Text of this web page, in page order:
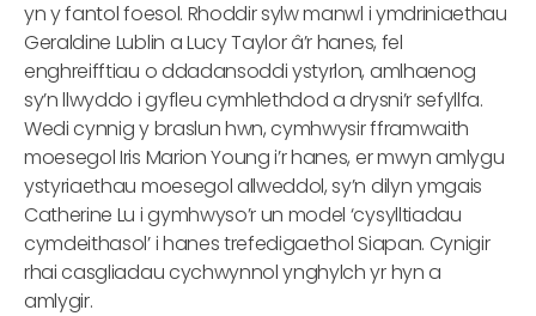
yn y fantol foesol. Rhoddir sylw manwl i ymdriniaethau
Geraldine Lublin a Lucy Taylor â’r hanes, fel
enghreifftiau o ddadansoddi ystyrlon, amlhaenog
sy’n llwyddo i gyfleu cymhlethdod a drysni’r sefyllfa.
Wedi cynnig y braslun hwn, cymhwysir fframwaith
moesegol Iris Marion Young i’r hanes, er mwyn amlygu
ystyriaethau moesegol allweddol, sy’n dilyn ymgais
Catherine Lu i gymhwyso’r un model ‘cysylltiadau
cymdeithasol’ i hanes trefedigaethol Siapan. Cynigir
rhai casgliadau cychwynnol ynghylch yr hyn a
amlygir.